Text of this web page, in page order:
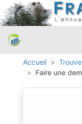
Accueil
Faire une